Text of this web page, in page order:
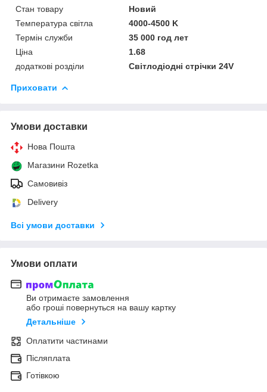
Стан товару
Новий
Температура світла
4000-4500 K
Термін служби
35 000 год лет
Ціна
1.68
додаткові розділи
Світлодіодні стрічки 24V
Приховати
Умови доставки
Нова Пошта
Магазини Rozetka
Самовивіз
Delivery
Всі умови доставки
Умови оплати
Ви отримаєте замовлення
або гроші повернуться на вашу картку
Детальніше
Оплатити частинами
Післяплата
Готівкою